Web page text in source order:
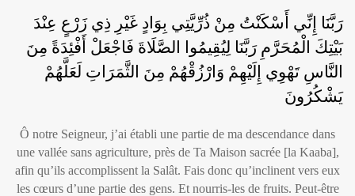
رَبَّنَا إِنِّي أَسْكَنْتُ مِنْ ذُرِّيَّتِي بِوَادٍ غَيْرِ ذِي زَرْعٍ عِنْدَ
بَيْتِكَ الْمُحَرَّمِ رَبَّنَا لِيُقِيمُوا الصَّلَاةَ فَاجْعَلْ أَفْئِدَةً مِنَ
النَّاسِ تَهْوِي إِلَيْهِمْ وَارْزُقْهُمْ مِنَ الثَّمَرَاتِ لَعَلَّهُمْ
يَشْكُرُونَ
Ô notre Seigneur, j’ai établi une partie de ma descendance dans
une vallée sans agriculture, près de Ta Maison sacrée [la Kaaba],
afin qu’ils accomplissent la Salât. Fais donc qu’inclinent vers eux
les cœurs d’une partie des gens. Et nourris-les de fruits. Peut-être